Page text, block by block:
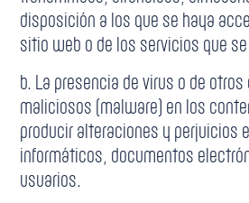
disposición a los que se haya
sitio web o de los servicios que
b. La presencia de virus o de
maliciosos (malware) en los
producir alteraciones y perjuicios
informáticos, documentos
usuarios.